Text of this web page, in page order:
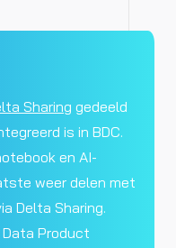
Sharing gedeeld
is in BDC.
en AI-
weer delen met
Delta Sharing.
Product